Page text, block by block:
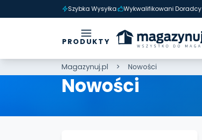
Szybka Wysyłka Wykwalifikowani Doradcy
PRODUKTY
Magazynuj.pl Nowości
Nowości